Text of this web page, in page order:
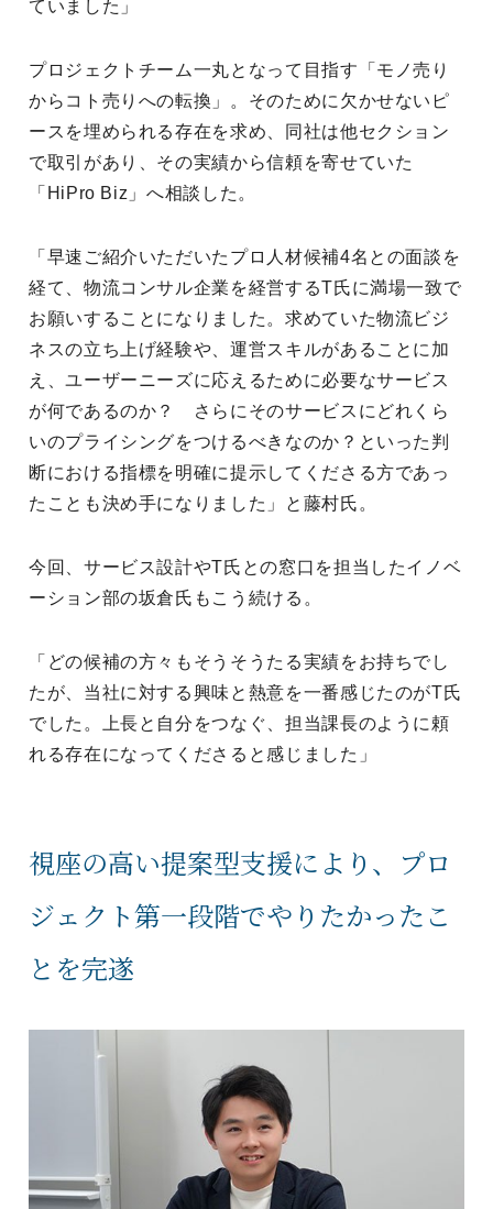
ていました」
プロジェクトチーム一丸となって目指す「モノ売り
からコト売りへの転換」。そのために欠かせないピ
ースを埋められる存在を求め、同社は他セクション
で取引があり、その実績から信頼を寄せていた
「HiPro Biz」へ相談した。
「早速ご紹介いただいたプロ人材候補4名との面談を
経て、物流コンサル企業を経営するT氏に満場一致で
お願いすることになりました。求めていた物流ビジ
ネスの立ち上げ経験や、運営スキルがあることに加
え、ユーザーニーズに応えるために必要なサービス
が何であるのか？ さらにそのサービスにどれくら
いのプライシングをつけるべきなのか？といった判
断における指標を明確に提示してくださる方であっ
たことも決め手になりました」と藤村氏。
今回、サービス設計やT氏との窓口を担当したイノベ
ーション部の坂倉氏もこう続ける。
「どの候補の方々もそうそうたる実績をお持ちでし
たが、当社に対する興味と熱意を一番感じたのがT氏
でした。上長と自分をつなぐ、担当課長のように頼
れる存在になってくださると感じました」
視座の高い提案型支援により、プロ
ジェクト第一段階でやりたかったこ
とを完遂